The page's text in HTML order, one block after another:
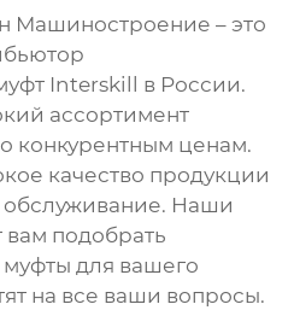
Машиностроение – это
Interskill
в России.
ассортимент
конкурентным ценам.
качество продукции
Наши
вам подобрать
для вашего
на все ваши вопросы.